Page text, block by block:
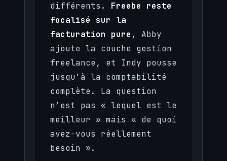
différents. Freebe reste
focalisé sur la
facturation pure , Abby
ajoute la couche gestion
freelance, et Indy pousse
jusqu’à la comptabilité
complète. La question
n’est pas « lequel est le
meilleur » mais « de quoi
avez-vous réellement
besoin ».